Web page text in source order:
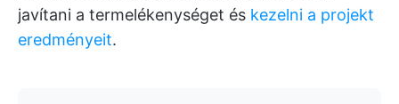
javítani a termelékenységet és kezelni a projekt
eredményeit.